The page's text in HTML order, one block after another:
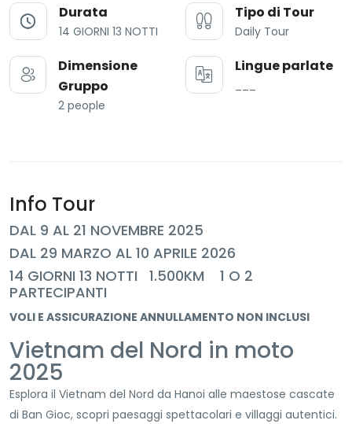
Durata
14 GIORNI 13 NOTTI
Tipo di Tour
Daily Tour
Dimensione
Gruppo
2 people
Lingue parlate
Info Tour
DAL 9 AL 21 NOVEMBRE 2025
DAL 29 MARZO AL 10 APRILE 2026
14 GIORNI 13 NOTTI 1.500KM 1 O 2
PARTECIPANTI
VOLI E ASSICURAZIONE ANNULLAMENTO NON INCLUSI
Vietnam del Nord in moto
2025
Esplora il Vietnam del Nord da Hanoi alle maestose cascate
di Ban Gioc, scopri paesaggi spettacolari e villaggi autentici.